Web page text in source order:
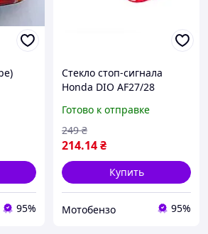
95%
Стекло стоп-сигнала
Honda DIO AF27/28
Готово к отправке
214.14₴
249 ₴
Купить
Мотобензо 95%